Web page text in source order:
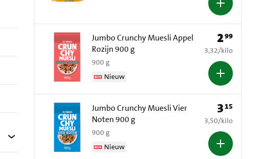
Jumbo Crunchy Muesli Appel
Rozijn 900 g
900 g
Nieuw
Prijs: € 2,99
299
€ 3,32 per kilo
3,32/kilo
Jumbo Crunchy Muesli Vier
Noten 900 g
900 g
Nieuw
Prijs: € 3,15
315
€ 3,50 per kilo
3,50/kilo